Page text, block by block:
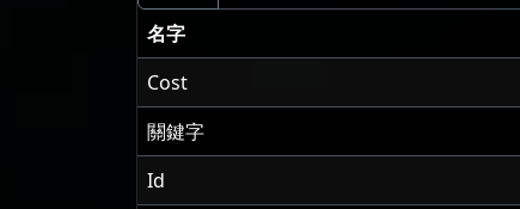
名字
Cost
關鍵字
Id